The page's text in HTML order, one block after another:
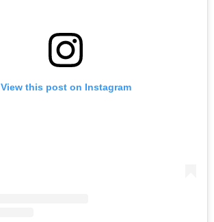
View this post on Instagram